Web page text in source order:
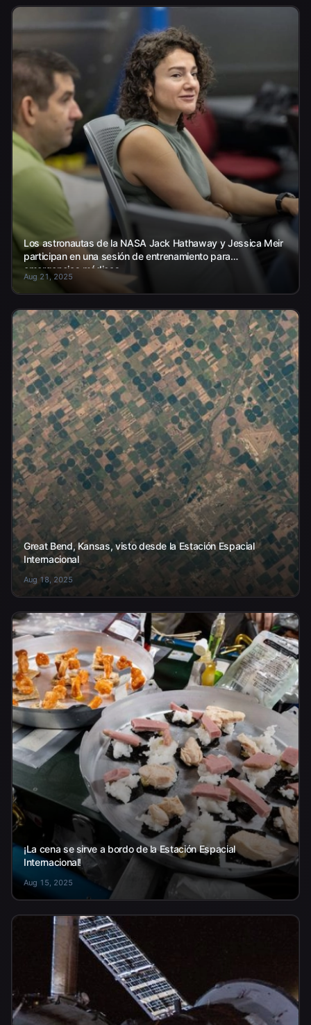
Los astronautas de la NASA Jack Hathaway y Jessica Meir
participan en una sesión de entrenamiento para
emergencias médicas.
Aug 21, 2025
Great Bend, Kansas, visto desde la Estación Espacial
Internacional
Aug 18, 2025
¡La cena se sirve a bordo de la Estación Espacial
Internacional!
Aug 15, 2025